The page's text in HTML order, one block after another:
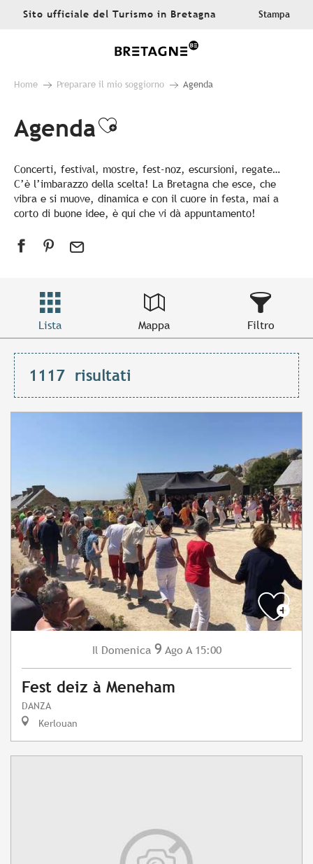
AllerSito ufficiale del Turismo in Bretagna Stampa
Home Preparare il mio soggiorno Agenda
AgendaAjouter aux favoris
Concerti, festival, mostre, fest-noz, escursioni, regate…
C’è l’imbarazzo della scelta! La Bretagna che esce, che
vibra e si muove, dinamica e con il cuore in festa, mai a
corto di buone idee, è qui che vi dà appuntamento!
Lista Mappa Filtro
1117 risultati
Il Domenica 9 Ago A 15:00
Fest deiz à Meneham
DANZA
Kerlouan